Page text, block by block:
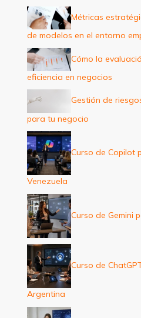
p
o
r
:
Métricas
de modelos en el entorno
Cómo la
eficiencia en negocios
Gestión de
para tu negocio
Curso de Copilot
Venezuela
Curso de Gemini
Curso de
Argentina